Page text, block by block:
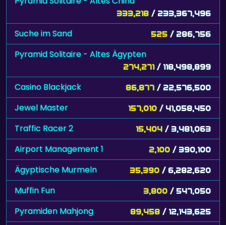
333,218 / 233,367,496
Suche im Sand 525 / 286,756
Pyramid Solitaire - Altes Ägypten
274,271 / 118,498,899
Casino Blackjack 86,877 / 22,576,500
Jewel Master 157,010 / 41,058,450
Traffic Racer 2 15,404 / 3,481,063
Airport Management 1 2,100 / 390,100
Ägyptische Murmeln 35,390 / 6,282,620
Muffin Fun 3,800 / 547,050
Pyramiden Mahjong 89,458 / 12,143,625